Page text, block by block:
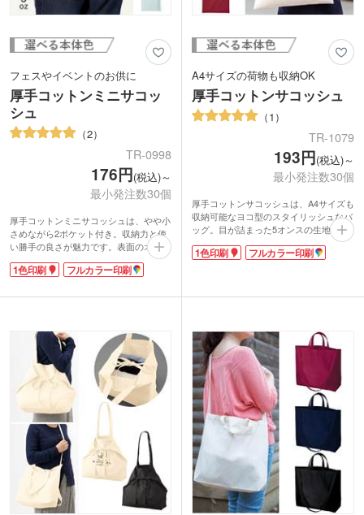
フェスやイベントのお供に
厚手コットンミニサコッ
シュ
2
TR-0998
176円(税込)～
最小発注数30個
厚手コットンミニサコッシュは、やや小
さめながら2ポケット付き。収納力と使
い勝手の良さが魅力です。表面のオープ
ンポケットと裏面のかぶせポケットがあ
るので、用途によって使い分けできま
帯に最適。
ュバッグ」とも呼ばれ、新たなジャンル
になりそうです。
1色やフルカラーでの名入れ印刷ができ
ます。印刷範囲が大きいので、SP効果
もバッチリ。低価格なので、予算を抑え
ながらトレンド感のあるノベルティが作
れます。
1色印刷 フルカラー印刷
A4サイズの荷物も収納OK
厚手コットンサコッシュ
1
TR-1079
193円(税込)～
最小発注数30個
厚手コットンサコッシュは、A4サイズも
収納可能なヨコ型のスタイリッシュなバ
ッグ。目が詰まった5オンスの生地を使
用しているので、軽量でやわらかさを残
しつつ中身が透けにくい仕上がりになっ
示会やオープンキャンパスのノベルティ
ク、ワインレッドの4色をご用意。お好
きな色を選べます。リーズナブルなお値
段なので、ワークショップの素材として
も無地のご購入もおすすめです。
1色印刷 フルカラー印刷